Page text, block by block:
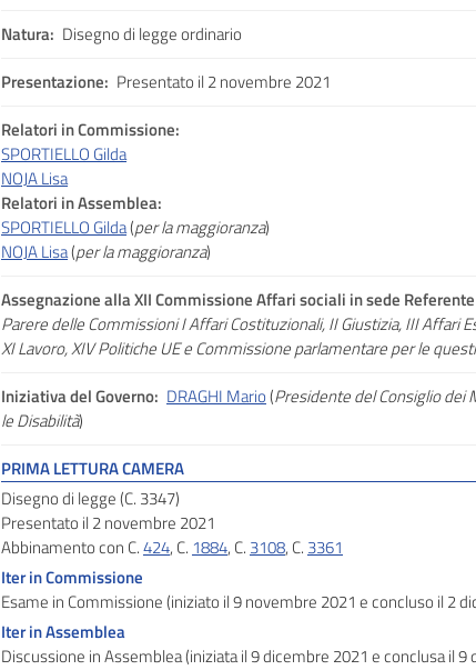
Natura: Disegno di legge ordinario
Presentazione: Presentato il 2 novembre 2021
Relatori in Commissione:
SPORTIELLO Gilda
NOJA Lisa
Relatori in Assemblea:
SPORTIELLO Gilda(per la maggioranza)
NOJA Lisa(per la maggioranza)
Assegnazionealla XII Commissione Affari sociali in sede
Parere delle Commissioni I Affari Costituzionali, II Giustizia, III Affari
XI Lavoro, XIV Politiche UE e Commissione parlamentare per le
Iniziativa del Governo: DRAGHI Mario(Presidente del Consiglio dei
le Disabilità)
PRIMA LETTURA CAMERA
Disegno di legge (C. 3347)
Presentato il 2 novembre 2021
Abbinamento con C.424, C. 1884, C. 3108, C. 3361
Iter in Commissione
Esame in Commissione (iniziato il 9 novembre 2021 e concluso il 2
Iter in Assemblea
Discussione in Assemblea (iniziata il 9 dicembre 2021 e conclusa il